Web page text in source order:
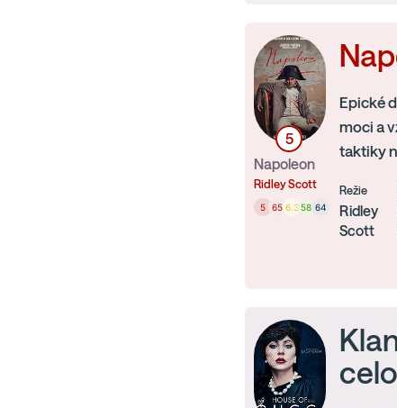
5
Napoleon
Ridley Scott
5 65 6.3 58 64
Epické
moci a
taktiky
Režie
Ridley
Scott